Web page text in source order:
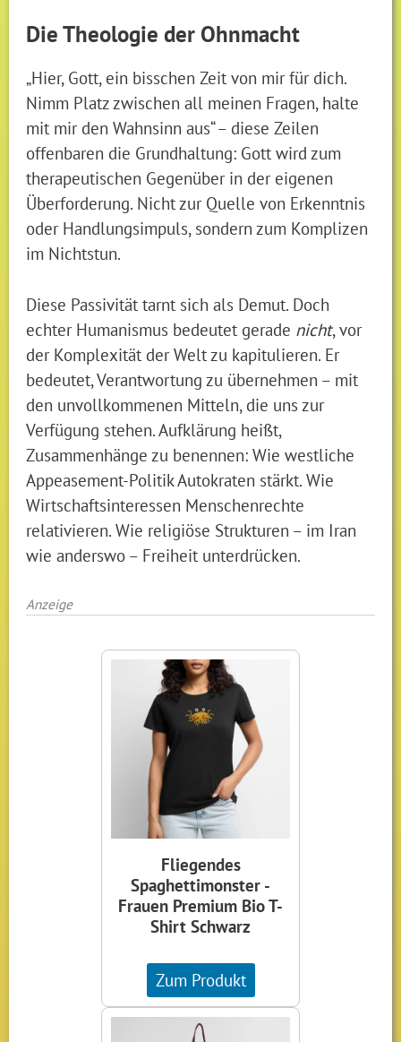
Die Theologie der Ohnmacht
„Hier, Gott, ein bisschen Zeit von mir für dich.
Nimm Platz zwischen all meinen Fragen, halte
mit mir den Wahnsinn aus“ – diese Zeilen
offenbaren die Grundhaltung: Gott wird zum
therapeutischen Gegenüber in der eigenen
Überforderung. Nicht zur Quelle von Erkenntnis
oder Handlungsimpuls, sondern zum Komplizen
im Nichtstun.
Diese Passivität tarnt sich als Demut. Doch
echter Humanismus bedeutet gerade nicht, vor
der Komplexität der Welt zu kapitulieren. Er
bedeutet, Verantwortung zu übernehmen – mit
den unvollkommenen Mitteln, die uns zur
Verfügung stehen. Aufklärung heißt,
Zusammenhänge zu benennen: Wie westliche
Appeasement-Politik Autokraten stärkt. Wie
Wirtschaftsinteressen Menschenrechte
relativieren. Wie religiöse Strukturen – im Iran
wie anderswo – Freiheit unterdrücken.
Anzeige
Fliegendes
Spaghettimonster -
Frauen Premium Bio T-
Shirt Schwarz
Zum Produkt